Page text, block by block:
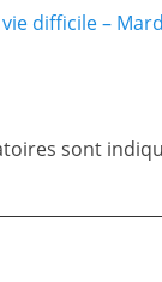
difficile –
sont